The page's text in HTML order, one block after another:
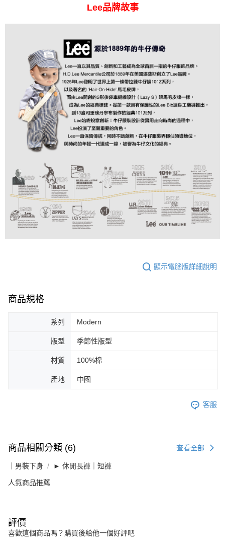
Lee品牌故事
顯示電腦版詳細說明
商品規格
系列 Modern
版型 季節性版型
材質 100%棉
產地 中國
客服
商品相關分類 (6) 查看全部
｜男裝下身 ► 休閒長褲｜短褲
人氣商品推薦
評價
喜歡這個商品嗎？購買後給他一個好評吧